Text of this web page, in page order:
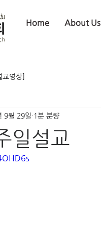
Home About Us
교영상]
일설교
9월 29일 1분 분량